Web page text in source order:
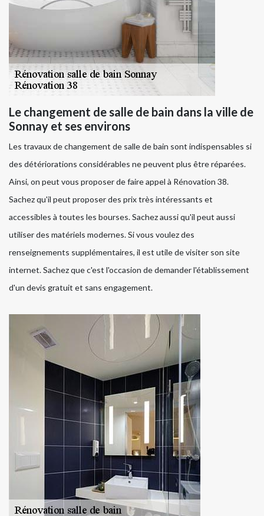
Le changement de salle de bain dans la ville de
Sonnay et ses environs
Les travaux de changement de salle de bain sont indispensables si
des détériorations considérables ne peuvent plus être réparées.
Ainsi, on peut vous proposer de faire appel à Rénovation 38.
Sachez qu'il peut proposer des prix très intéressants et
accessibles à toutes les bourses. Sachez aussi qu'il peut aussi
utiliser des matériels modernes. Si vous voulez des
renseignements supplémentaires, il est utile de visiter son site
internet. Sachez que c'est l'occasion de demander l'établissement
d'un devis gratuit et sans engagement.